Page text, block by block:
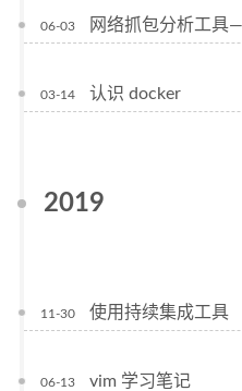
06-03 网络抓包分析工具
03-14 认识 docker
2019
11-30 使用持续集成工具
06-13 vim 学习笔记